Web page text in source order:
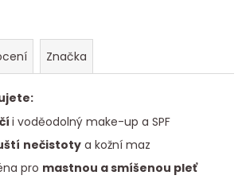
Značka
i voděodolný make-up a SPF
nečistoty a kožní maz
pro mastnou a smíšenou pleť